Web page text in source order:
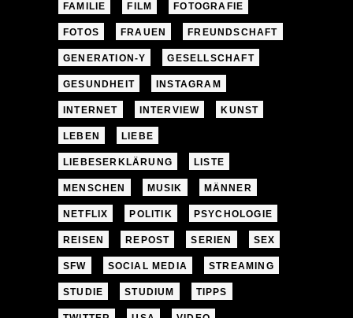
FAMILIE FILM FOTOGRAFIE
FOTOS FRAUEN FREUNDSCHAFT
GENERATION-Y GESELLSCHAFT
GESUNDHEIT INSTAGRAM
INTERNET INTERVIEW KUNST
LEBEN LIEBE
LIEBESERKLÄRUNG LISTE
MENSCHEN MUSIK MÄNNER
NETFLIX POLITIK PSYCHOLOGIE
REISEN REPOST SERIEN SEX
SFW SOCIAL MEDIA STREAMING
STUDIE STUDIUM TIPPS